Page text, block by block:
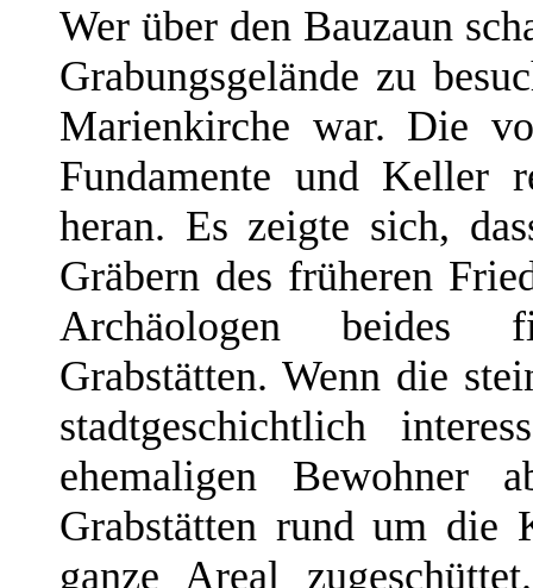
Wer über den Bauzaun
Grabungsgelände zu
Marienkirche war. Die
Fundamente und Keller
heran. Es zeigte sich,
Gräbern des früheren
Archäologen beides
Grabstätten. Wenn die
stadtgeschichtlich
ehemaligen Bewohner
Grabstätten rund um die
ganze Areal